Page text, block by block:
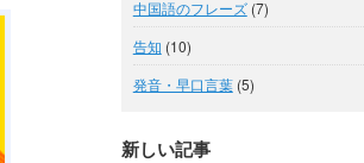
中国語のフレーズ(7)
告知 (10)
発音・早口言葉(5)
新しい記事